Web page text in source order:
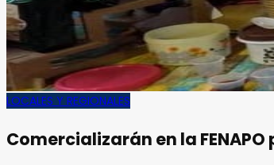
LOCALES Y REGIONALES
Comercializarán en la